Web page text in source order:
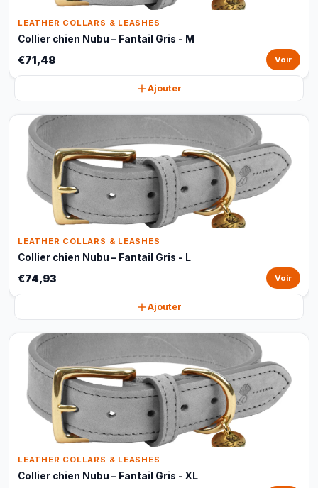
LEATHER COLLARS & LEASHES
Collier chien Nubu – Fantail Gris - M
€71,48 Voir
Ajouter
LEATHER COLLARS & LEASHES
Collier chien Nubu – Fantail Gris - L
€74,93 Voir
Ajouter
LEATHER COLLARS & LEASHES
Collier chien Nubu – Fantail Gris - XL